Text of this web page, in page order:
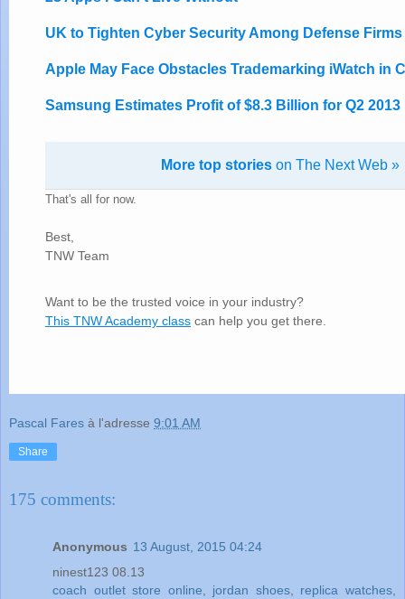
UK to Tighten Cyber Security Among Defense Firms
Apple May Face Obstacles Trademarking iWatch in
Samsung Estimates Profit of $8.3 Billion for Q2 2013
More top stories on The Next Web »
That's all for now.
Best,
TNW Team
Want to be the trusted voice in your industry?
This TNW Academy class can help you get there.
Pascal Fares à l'adresse 9:01 AM
Share
175 comments:
Anonymous 13 August, 2015 04:24
ninest123 08.13
coach outlet store online
jordan shoes, replica watches